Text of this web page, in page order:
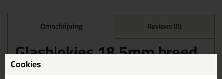
Omschrijving Reviews (0)
Glasblokjes 18,5mm breed
- 100 stuks in 1mm dik (wit)
Cookies